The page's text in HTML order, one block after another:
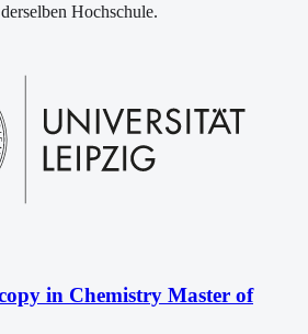
Hochschule.
in Chemistry Master of